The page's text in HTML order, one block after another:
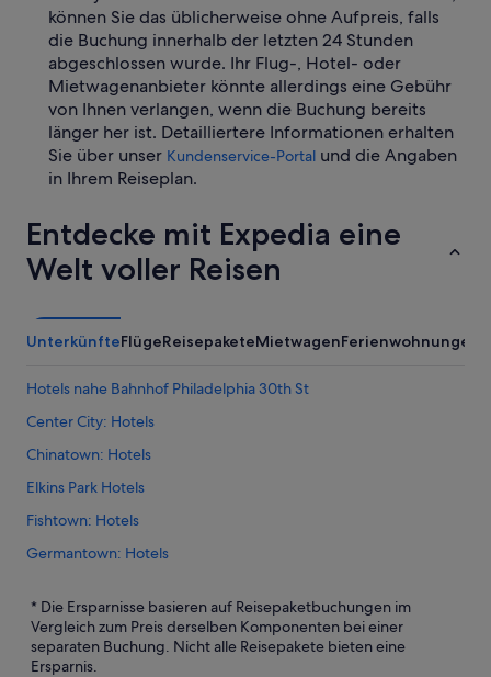
können Sie das üblicherweise ohne Aufpreis, falls
die Buchung innerhalb der letzten 24 Stunden
abgeschlossen wurde. Ihr Flug-, Hotel- oder
Mietwagenanbieter könnte allerdings eine Gebühr
von Ihnen verlangen, wenn die Buchung bereits
länger her ist. Detailliertere Informationen erhalten
Sie über unser Kundenservice-Portal und die Angaben
in Ihrem Reiseplan.
Entdecke mit Expedia eine
Welt voller Reisen
UnterkünfteFlügeReisepaketeMietwagenFerienwohnungen
Hotels nahe Bahnhof Philadelphia 30th St
Center City: Hotels
Chinatown: Hotels
Elkins Park Hotels
Fishtown: Hotels
Germantown: Hotels
Hotels nahe Kimmel Center for the Performing Arts
Hotels nahe King of Prussia Mall
* Die Ersparnisse basieren auf Reisepaketbuchungen im
Vergleich zum Preis derselben Komponenten bei einer
separaten Buchung. Nicht alle Reisepakete bieten eine
Ersparnis.